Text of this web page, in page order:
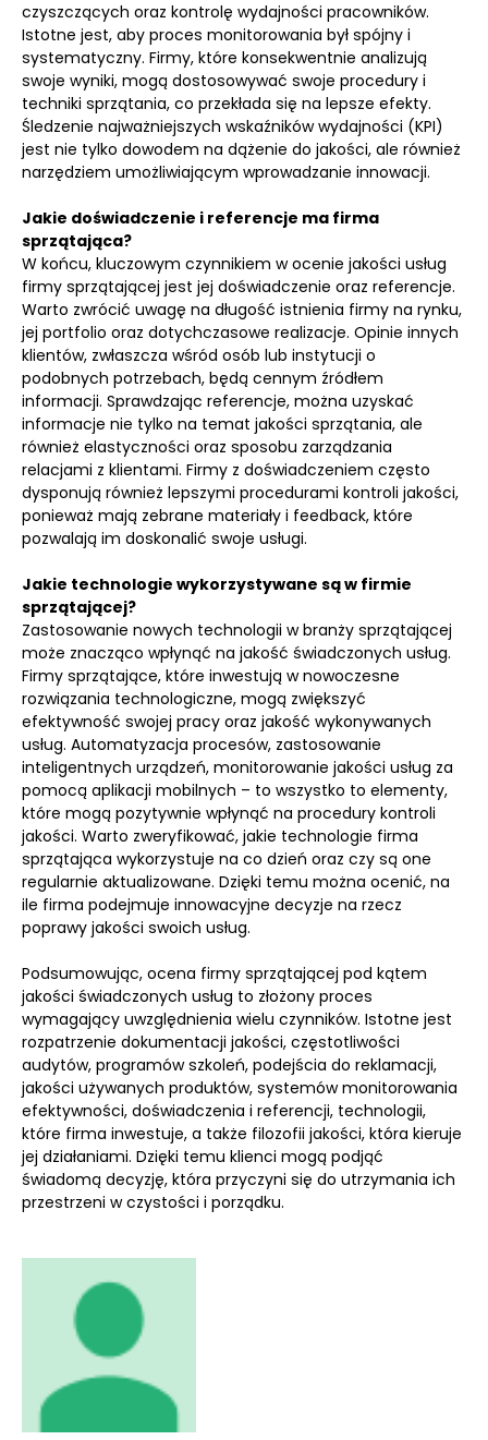
czyszczących oraz kontrolę wydajności pracowników.
Istotne jest, aby proces monitorowania był spójny i
systematyczny. Firmy, które konsekwentnie analizują
swoje wyniki, mogą dostosowywać swoje procedury i
techniki sprzątania, co przekłada się na lepsze efekty.
Śledzenie najważniejszych wskaźników wydajności (KPI)
jest nie tylko dowodem na dążenie do jakości, ale również
narzędziem umożliwiającym wprowadzanie innowacji.
Jakie doświadczenie i referencje ma firma
sprzątająca?
W końcu, kluczowym czynnikiem w ocenie jakości usług
firmy sprzątającej jest jej doświadczenie oraz referencje.
Warto zwrócić uwagę na długość istnienia firmy na rynku,
jej portfolio oraz dotychczasowe realizacje. Opinie innych
klientów, zwłaszcza wśród osób lub instytucji o
podobnych potrzebach, będą cennym źródłem
informacji. Sprawdzając referencje, można uzyskać
informacje nie tylko na temat jakości sprzątania, ale
również elastyczności oraz sposobu zarządzania
relacjami z klientami. Firmy z doświadczeniem często
dysponują również lepszymi procedurami kontroli jakości,
ponieważ mają zebrane materiały i feedback, które
pozwalają im doskonalić swoje usługi.
Jakie technologie wykorzystywane są w firmie
sprzątającej?
Zastosowanie nowych technologii w branży sprzątającej
może znacząco wpłynąć na jakość świadczonych usług.
Firmy sprzątające, które inwestują w nowoczesne
rozwiązania technologiczne, mogą zwiększyć
efektywność swojej pracy oraz jakość wykonywanych
usług. Automatyzacja procesów, zastosowanie
inteligentnych urządzeń, monitorowanie jakości usług za
pomocą aplikacji mobilnych – to wszystko to elementy,
które mogą pozytywnie wpłynąć na procedury kontroli
jakości. Warto zweryfikować, jakie technologie firma
sprzątająca wykorzystuje na co dzień oraz czy są one
regularnie aktualizowane. Dzięki temu można ocenić, na
ile firma podejmuje innowacyjne decyzje na rzecz
poprawy jakości swoich usług.
Podsumowując, ocena firmy sprzątającej pod kątem
jakości świadczonych usług to złożony proces
wymagający uwzględnienia wielu czynników. Istotne jest
rozpatrzenie dokumentacji jakości, częstotliwości
audytów, programów szkoleń, podejścia do reklamacji,
jakości używanych produktów, systemów monitorowania
efektywności, doświadczenia i referencji, technologii,
które firma inwestuje, a także filozofii jakości, która kieruje
jej działaniami. Dzięki temu klienci mogą podjąć
świadomą decyzję, która przyczyni się do utrzymania ich
przestrzeni w czystości i porządku.